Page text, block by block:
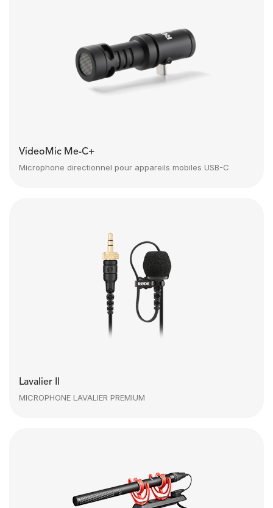
VideoMic Me-C+
Microphone directionnel pour appareils mobiles USB-C
Lavalier II
MICROPHONE LAVALIER PREMIUM